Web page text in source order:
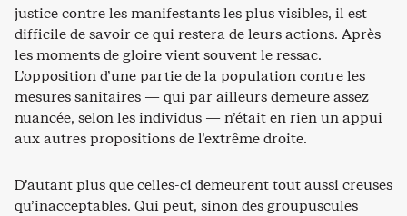
justice contre les manifestants les plus visibles, il est
difficile de savoir ce qui restera de leurs actions. Après
les moments de gloire vient souvent le ressac.
L’opposition d’une partie de la population contre les
mesures sanitaires — qui par ailleurs demeure assez
nuancée, selon les individus — n’était en rien un appui
aux autres propositions de l’extrême droite.
D’autant plus que celles-ci demeurent tout aussi creuses
qu’inacceptables. Qui peut, sinon des groupuscules